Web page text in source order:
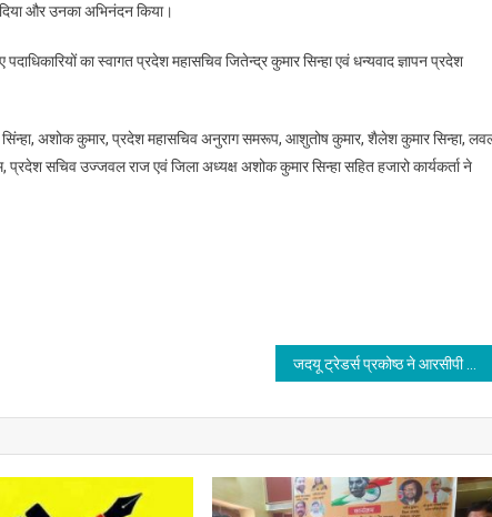
और उनका अभिनंदन किया।
का स्वागत प्रदेश महासचिव जितेन्द्र कुमार सिन्हा एवं धन्यवाद ज्ञापन प्रदेश
अशोक कुमार, प्रदेश महासचिव अनुराग समरूप, आशुतोष कुमार, शैलेश कुमार सिन्हा,
प्रदेश सचिव उज्जवल राज एवं जिला अध्यक्ष अशोक कुमार सिन्हा सहित हजारो कार्यकर्ता ने